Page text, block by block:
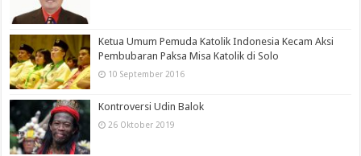
Ketua Umum Pemuda Katolik Indonesia Kecam Aksi
Pembubaran Paksa Misa Katolik di Solo
10 September 2016
Kontroversi Udin Balok
26 Oktober 2019